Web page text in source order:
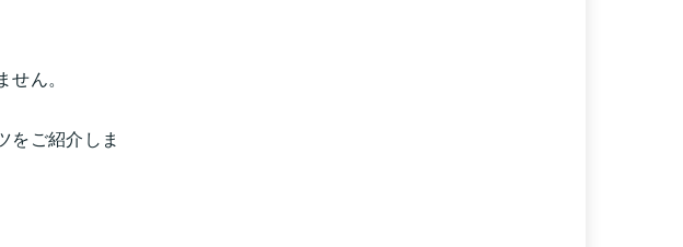
せん。
をご紹介しま